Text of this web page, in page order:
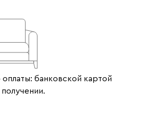
банковской картой